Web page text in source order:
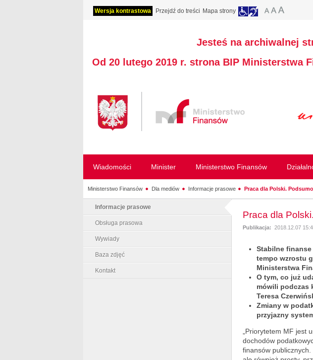
Wersja kontrastowa Przejdź do treści Mapa strony
Jesteś na archiwalnej
Od 20 lutego 2019 r. strona BIP Ministerstwa
Wiadomości Minister Ministerstwo Finansów
Ministerstwo Finansów Dla mediów Informacje prasowe Praca dla Polski.
Informacje prasowe
Obsługa prasowa
Wywiady
Baza zdjęć
Kontakt
Praca dla
Publikacja: 2018.12.07
Stabilne
tempo wzrostu
Ministerstwa
O tym, co już
mówili podczas
Teresa
Zmiany w
przyjazny
„Priorytetem MF jest
dochodów
finansów publicznych.